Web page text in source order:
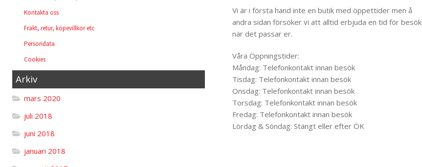
Kontakta oss
Frakt, retur, köpevillkor etc
Persondata
Cookies
Arkiv
mars 2020
juli 2018
juni 2018
januari 2018
Vi är i första hand inte en butik med öppettider men å
andra sidan försöker vi att alltid erbjuda en tid för besök
när det passar er.
Våra Öppningstider:
Måndag: Telefonkontakt innan besök
Tisdag: Telefonkontakt innan besök
Onsdag: Telefonkontakt innan besök
Torsdag: Telefonkontakt innan besök
Fredag: Telefonkontakt innan besök
Lördag & Söndag: Stängt eller efter ÖK